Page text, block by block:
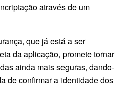
através de um
que já está a ser
da aplicação, promete tornar
ainda mais seguras, dando-
de confirmar a identidade dos